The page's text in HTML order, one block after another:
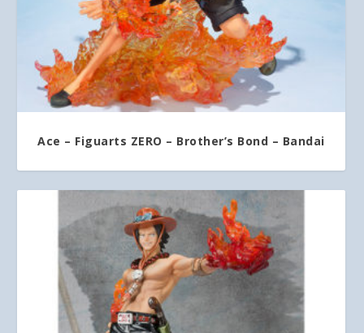
Ace – Figuarts ZERO – Brother’s Bond – Bandai